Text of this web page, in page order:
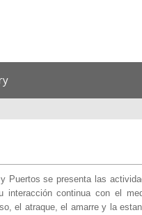
Puertos se presenta las
interacción continua con el
el atraque, el amarre y la